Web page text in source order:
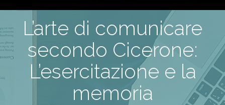
L’arte di comunicare
secondo Cicerone:
L’esercitazione e la
memoria